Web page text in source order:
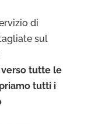
di
sul
verso tutte le
tutti i